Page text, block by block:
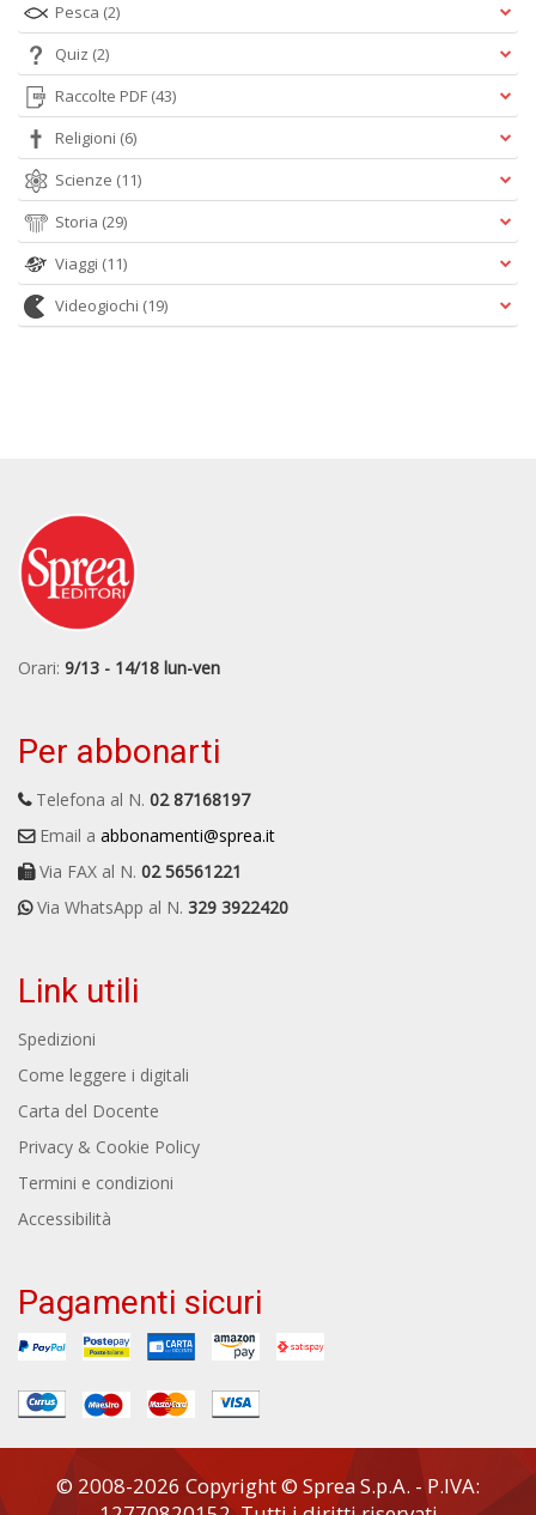
Pesca (2)
Quiz (2)
Raccolte PDF (43)
Religioni (6)
Scienze (11)
Storia (29)
Viaggi (11)
Videogiochi (19)
Orari: 9/13 - 14/18 lun-ven
Per abbonarti
Telefona al N. 02 87168197
Email a abbonamenti@sprea.it
Via FAX al N. 02 56561221
Via WhatsApp al N. 329 3922420
Link utili
Spedizioni
Come leggere i digitali
Carta del Docente
Privacy & Cookie Policy
Termini e condizioni
Accessibilità
Pagamenti sicuri
© 2008-2026 Copyright © Sprea S.p.A. - P.IVA: